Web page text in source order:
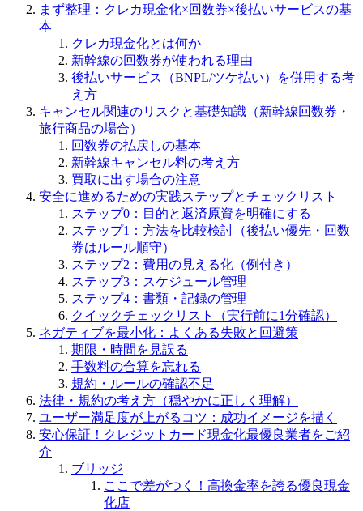
まず整理：クレカ現金化×回数券×後払いサービスの基
本
クレカ現金化とは何か
新幹線の回数券が使われる理由
後払いサービス（BNPL/ツケ払い）を併用する考
え方
キャンセル関連のリスクと基礎知識（新幹線回数券・
旅行商品の場合）
回数券の払戻しの基本
新幹線キャンセル料の考え方
買取に出す場合の注意
安全に進めるための実践ステップとチェックリスト
ステップ0：目的と返済原資を明確にする
ステップ1：方法を比較検討（後払い優先・回数
券はルール順守）
ステップ2：費用の見える化（例付き）
ステップ3：スケジュール管理
ステップ4：書類・記録の管理
クイックチェックリスト（実行前に1分確認）
ネガティブを最小化：よくある失敗と回避策
期限・時間を見誤る
手数料の合算を忘れる
規約・ルールの確認不足
法律・規約の考え方（穏やかに正しく理解）
ユーザー満足度が上がるコツ：成功イメージを描く
安心保証！クレジットカード現金化最優良業者をご紹
介
ブリッジ
ここで差がつく！高換金率を誇る優良現金
化店